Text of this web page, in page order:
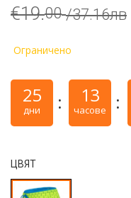
€19.00 /37.16лв
Ограничено
25
дни
13
часове
ЦВЯТ